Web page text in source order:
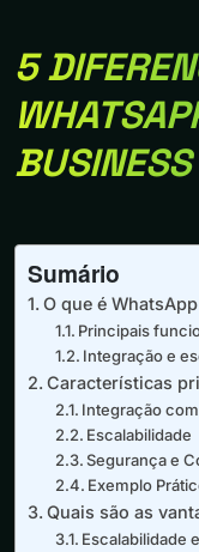
5
Sumário
O que é
Principais
Integração e
Características
Integração
Escalabilidade
Segurança e
Exemplo
Quais são as
Escalabilidade